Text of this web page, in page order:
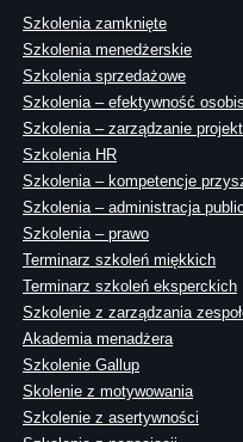
Szkolenia zamknięte
Szkolenia menedżerskie
Szkolenia sprzedażowe
Szkolenia – efektywność
Szkolenia – zarządzanie
Szkolenia HR
Szkolenia – kompetencje
Szkolenia – administracja
Szkolenia – prawo
Terminarz szkoleń miękkich
Terminarz szkoleń eksperckich
Szkolenie z zarządzania
Akademia menadżera
Szkolenie Gallup
Skolenie z motywowania
Szkolenie z asertywności